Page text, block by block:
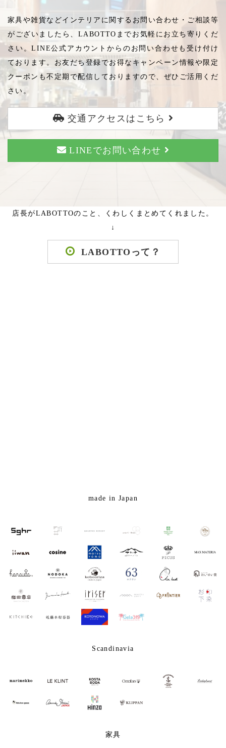
家具や雑貨などインテリアに関するお問い合わせ・ご相談等
がございましたら、LABOTTOまでお気軽にお立ち寄りくだ
さい。LINE公式アカウントからのお問い合わせも受け付け
ております。お友だち登録でお得なキャンペーン情報や限定
クーポンも不定期で配信しておりますので、ぜひご活用くだ
さい。
交通アクセスはこちら
LINEでお問い合わせ
店長がLABOTTOのこと、くわしくまとめてくれました。
↓
LABOTTOって？
made in Japan
Scandinavia
家具